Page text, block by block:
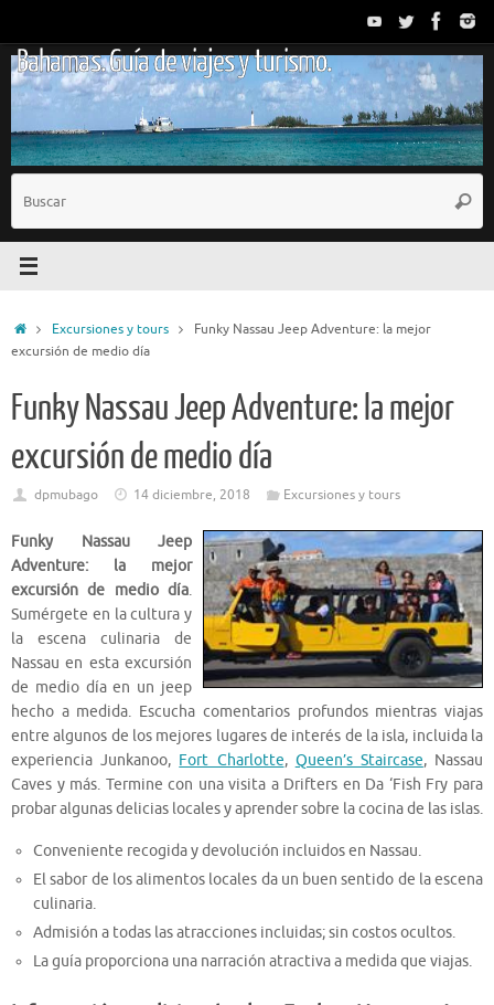
contenido
Bahamas. Guía de viajes y turismo.
InicioExcursiones y tours
Funky Nassau Jeep Adventure: la mejor
excursión de medio día
Funky Nassau Jeep Adventure: la mejor
excursión de medio día
dpmubago 14 diciembre, 2018 Excursiones y tours
Funky Nassau Jeep
Adventure: la mejor
excursión de medio día.
Sumérgete en la cultura y
la escena culinaria de
Nassau en esta excursión
de medio día en un jeep
hecho a medida. Escucha comentarios profundos mientras viajas
entre algunos de los mejores lugares de interés de la isla, incluida la
experiencia Junkanoo, Fort Charlotte, Queen’s Staircase, Nassau
Caves y más. Termine con una visita a Drifters en Da ‘Fish Fry para
probar algunas delicias locales y aprender sobre la cocina de las islas.
Conveniente recogida y devolución incluidos en Nassau.
El sabor de los alimentos locales da un buen sentido de la escena
culinaria.
Admisión a todas las atracciones incluidas; sin costos ocultos.
La guía proporciona una narración atractiva a medida que viajas.